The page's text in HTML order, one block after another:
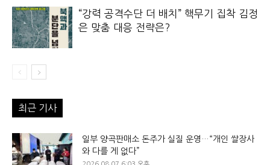
“강력 공격수단 더 배치” 핵무기 집착 김정
은 맞춤 대응 전략은?
최근 기사
일부 양곡판매소 돈주가 실질 운영…“개인 쌀장사
와 다를 게 없다”